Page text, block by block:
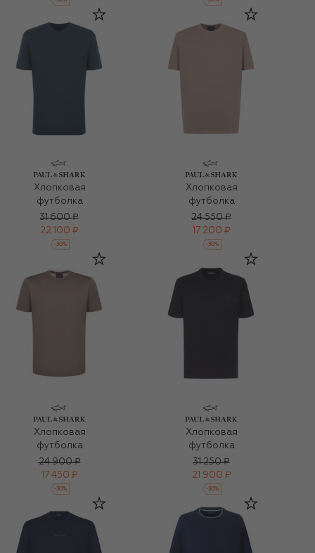
Хлопковая
футболка
31 600 ₽
22 100 ₽
-30%
Хлопковая
футболка
24 550 ₽
17 200 ₽
-30%
Хлопковая
футболка
24 900 ₽
17 450 ₽
-30%
Хлопковая
футболка
31 250 ₽
21 900 ₽
-30%